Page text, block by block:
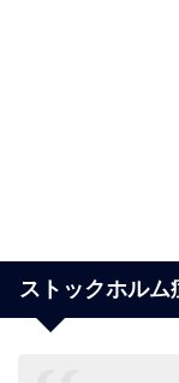
ストックホルム